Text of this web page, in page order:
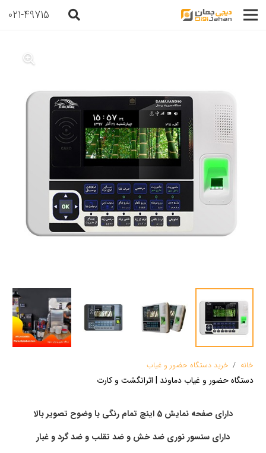
021-49715
خانه / خرید دستگاه حضور و غیاب
دستگاه حضور و غیاب دماوند | اثرانگشت و کارت
دارای صفحه نمایش 5 اینچ تمام رنگی با وضوح تصویر بالا
دارای سنسور نوری ضد خش و ضد تقلب و ضد گرد و غبار